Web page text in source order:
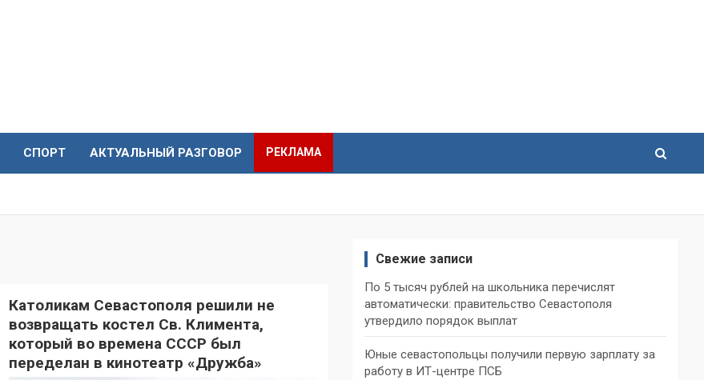
СПОРТ АКТУАЛЬНЫЙ РАЗГОВОР РЕКЛАМА
Католикам Севастополя решили не
возвращать костел Св. Климента,
который во времена СССР был
переделан в кинотеатр «Дружба»
Свежие записи
По 5 тысяч рублей на школьника перечислят
автоматически: правительство Севастополя
утвердило порядок выплат
Юные севастопольцы получили первую зарплату за
работу в ИТ-центре ПСБ